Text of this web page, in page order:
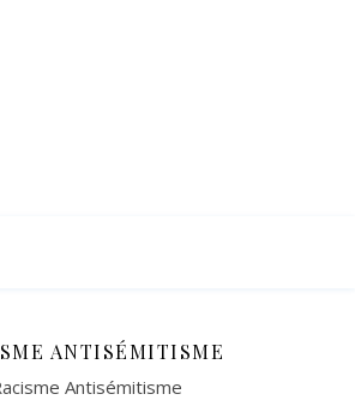
ANTISÉMITISME
Antisémitisme